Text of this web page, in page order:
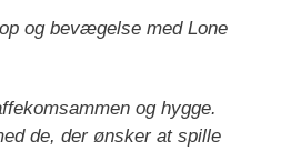
og bevægelse med Lone
og hygge.
de, der ønsker at spille